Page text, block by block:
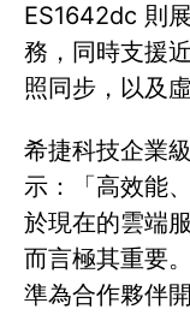
ES1642dc 則
務，同時支援
照同步，以及
希捷科技企業
示：「高效能
於現在的雲端
而言極其重要
準為合作夥伴